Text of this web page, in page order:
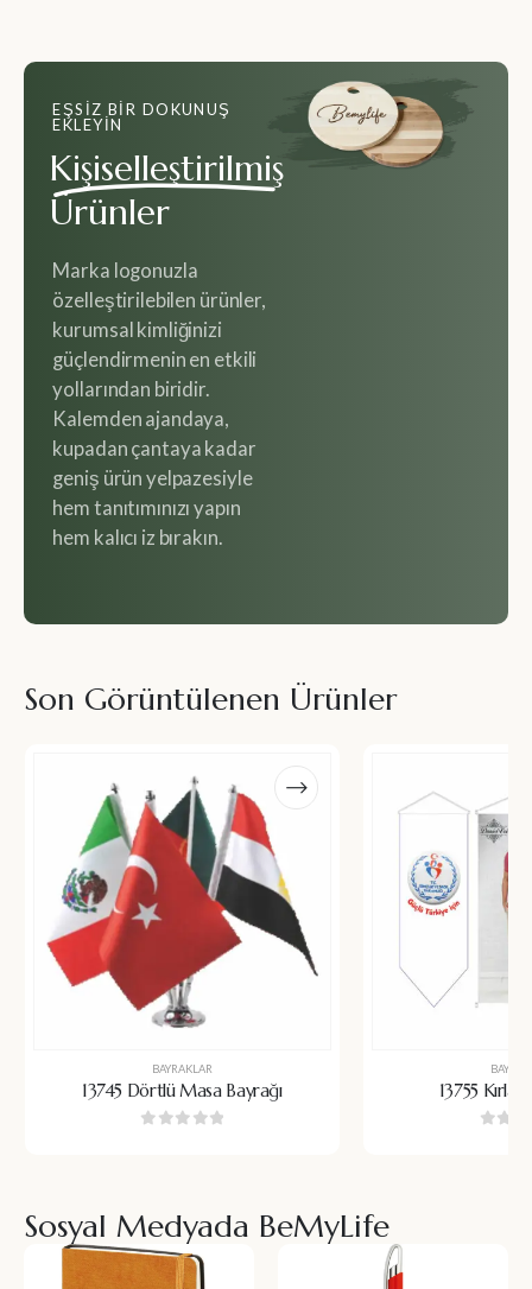
EŞSIZ BIR DOKUNUŞ
EKLEYIN
Kişiselleştirilmiş
Ürünler
Marka logonuzla
özelleştirilebilen ürünler,
kurumsal kimliğinizi
güçlendirmenin en etkili
yollarından biridir.
Kalemden ajandaya,
kupadan çantaya kadar
geniş ürün yelpazesiyle
hem tanıtımınızı yapın
hem kalıcı iz bırakın.
Son Görüntülenen Ürünler
BAYRAKLAR
13745 Dörtlü Masa Bayrağı 13755
Sosyal Medyada BeMyLife